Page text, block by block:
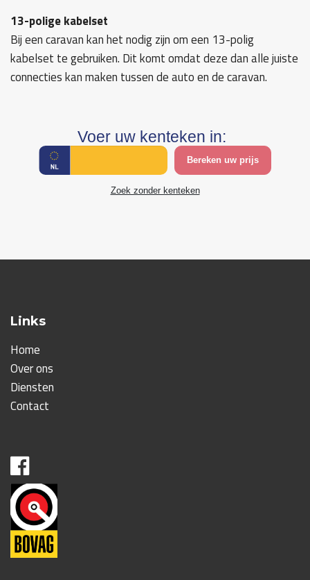
13-polige kabelset
Bij een caravan kan het nodig zijn om een 13-polig
kabelset te gebruiken. Dit komt omdat deze dan alle juiste
connecties kan maken tussen de auto en de caravan.
Voer uw kenteken in:
Bereken uw prijs
Zoek zonder kenteken
Links
Home
Over ons
Diensten
Contact